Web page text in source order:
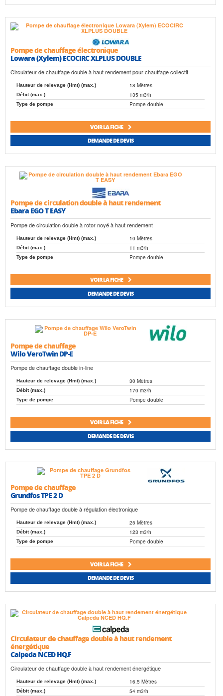
Pompe de chauffage électronique
Lowara (Xylem) ECOCIRC XLPLUS DOUBLE
Circulateur de chauffage double à haut rendement pour chauffage collectif
Hauteur de relevage (Hmt) (max.) 18 Mètres
Débit (max.) 135 m3/h
Type de pompe Pompe double
VOIR LA FICHE
DEMANDE DE DEVIS
Pompe de circulation double à haut rendement
Ebara EGO T EASY
Pompe de circulation double à rotor noyé à haut rendement
Hauteur de relevage (Hmt) (max.) 10 Mètres
Débit (max.) 11 m3/h
Type de pompe Pompe double
VOIR LA FICHE
DEMANDE DE DEVIS
Pompe de chauffage
Wilo VeroTwin DP-E
Pompe de chauffage double in-line
Hauteur de relevage (Hmt) (max.) 30 Mètres
Débit (max.) 170 m3/h
Type de pompe Pompe double
VOIR LA FICHE
DEMANDE DE DEVIS
Pompe de chauffage
Grundfos TPE 2 D
Pompe de chauffage double à régulation électronique
Hauteur de relevage (Hmt) (max.) 25 Mètres
Débit (max.) 123 m3/h
Type de pompe Pompe double
VOIR LA FICHE
DEMANDE DE DEVIS
Circulateur de chauffage double à haut rendement
énergétique
Calpeda NCED HQ.F
Circulateur de chauffage double à haut rendement énergétique
Hauteur de relevage (Hmt) (max.) 16.5 Mètres
Débit (max.) 54 m3/h